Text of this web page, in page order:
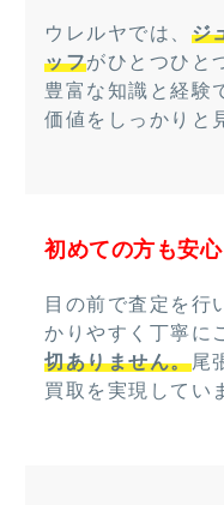
ウレルヤでは、 ジ
ッフがひとつひと
豊富な知識と経験
価値をしっかりと
初めての方も安
目の前で査定を行
かりやすく丁寧に
切ありません。尾
買取を実現してい